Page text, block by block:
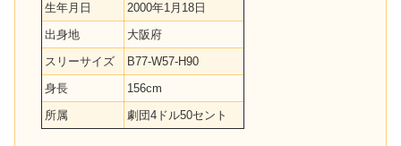
生年月日
2000年1月18日
出身地
大阪府
スリーサイズ
B77-W57-H90
身長
156cm
所属
劇団4ドル50セント